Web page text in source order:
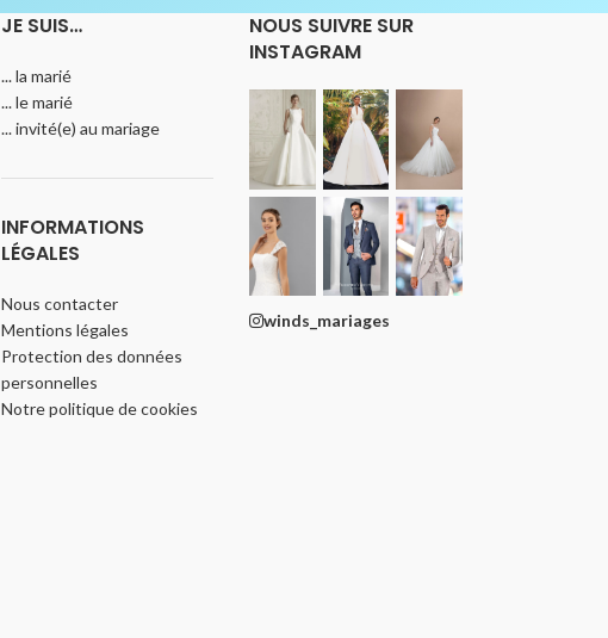
JE SUIS…
... la marié
... le marié
... invité(e) au mariage
INFORMATIONS
LÉGALES
Nous contacter
Mentions légales
Protection des données
personnelles
Notre politique de cookies
NOUS SUIVRE SUR
INSTAGRAM
winds_mariages